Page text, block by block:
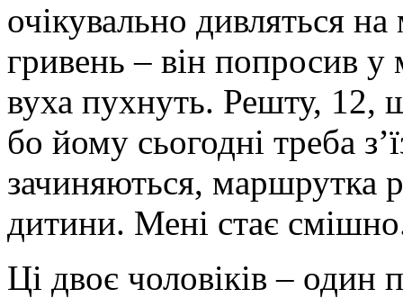
очікувально дивляться
гривень – він попросив у
вуха пухнуть. Решту, 12,
бо йому сьогодні треба
зачиняються, маршрутка
дитини. Мені стає
Ці двоє чоловіків – один